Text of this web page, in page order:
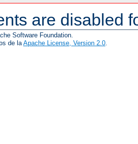
are disabled
Software Foundation.
de la Apache License, Version 2.0